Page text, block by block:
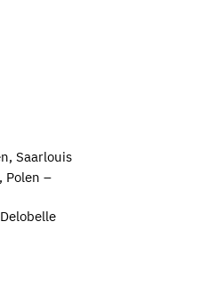
Saarlouis
Polen –